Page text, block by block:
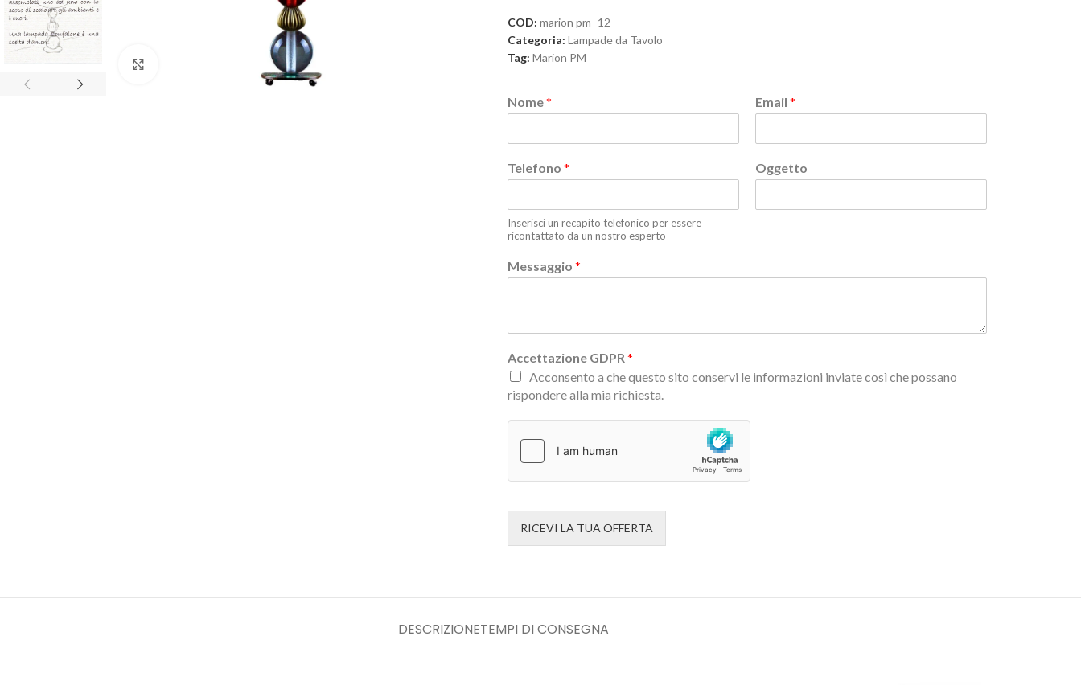
COD: marion pm -12
Categoria: Lampade da Tavolo
Tag: Marion PM
Nome* Email *
Telefono *
Inserisci un recapito telefonico per essere
ricontattato da un nostro esperto
Oggetto
Messaggio *
Accettazione GDPR *
Acconsento a che questo sito conservi le informazioni inviate così che possano
rispondere alla mia richiesta.
RICEVI LA TUA OFFERTA
DESCRIZIONETEMPI DI CONSEGNA